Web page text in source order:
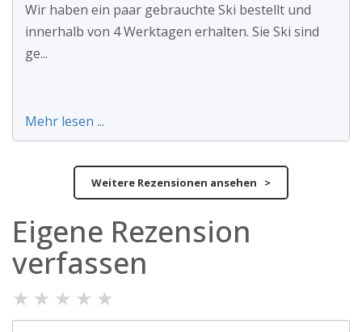
Wir haben ein paar gebrauchte Ski bestellt und
innerhalb von 4 Werktagen erhalten. Sie Ski sind
ge...
Mehr lesen ...
Weitere Rezensionen ansehen >
Eigene Rezension
verfassen
★ ★ ★ ★ ★